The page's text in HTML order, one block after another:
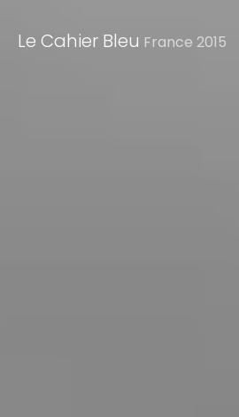
Le Cahier Bleu France 2015